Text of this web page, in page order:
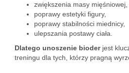
zwiększenia masy mięśniowej,
poprawy estetyki figury,
poprawy stabilności miednicy,
ulepszania postawy ciała.
Dlatego unoszenie bioderjest
treningu dla tych, którzy pragną